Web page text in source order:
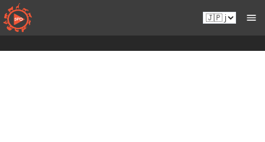
コ
ン
テ
ン
Ja.sportsmansparadiseonline.com